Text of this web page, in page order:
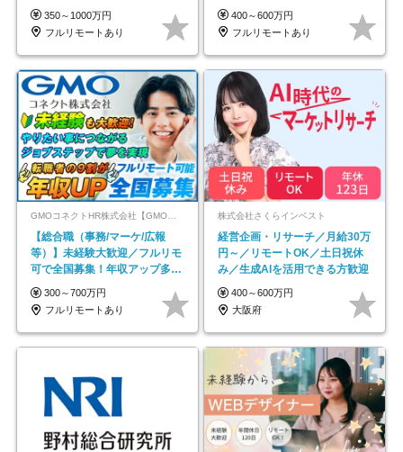
イル自由／研修充実で安心
350～1000万円
フルリモートあり
600万円可
400～600万円
フルリモートあり
GMOコネクトHR株式会社【GMOインターネットグループ】
【総合職（事務/マーケ/広報
等）】未経験大歓迎／フルリモ
可で全国募集！年収アップ多数
★年休最大130日★
300～700万円
フルリモートあり
株式会社さくらインベスト
経営企画・リサーチ／月給30万
円～／リモートOK／土日祝休
み／生成AIを活用できる方歓迎
400～600万円
大阪府